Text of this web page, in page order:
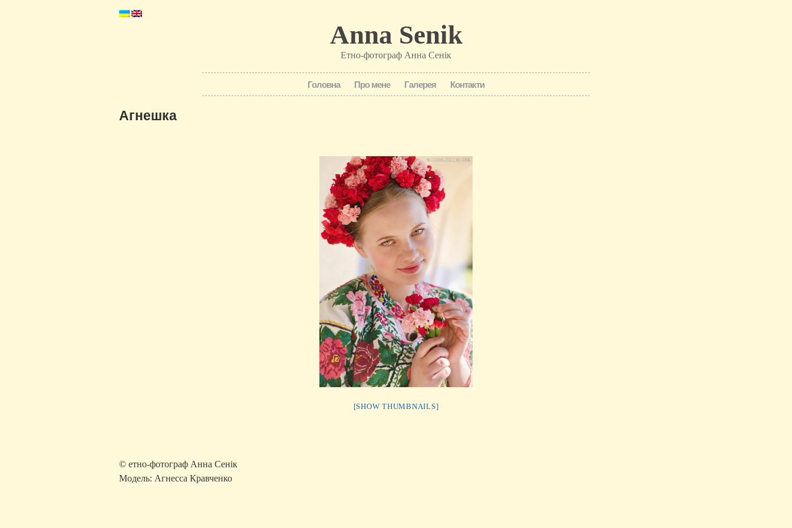
Anna Senik
Етно-фотограф Анна Сенік
Головна Про мене Галерея Контакти
Агнешка
[SHOW THUMBNAILS]
© етно-фотограф Анна Сенік
Модель: Агнесса Кравченко